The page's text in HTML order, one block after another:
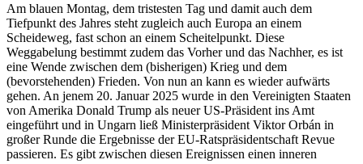
Am blauen Montag, dem tristesten Tag und damit auch dem
Tiefpunkt des Jahres steht zugleich auch Europa an einem
Scheideweg, fast schon an einem Scheitelpunkt. Diese
Weggabelung bestimmt zudem das Vorher und das Nachher, es ist
eine Wende zwischen dem (bisherigen) Krieg und dem
(bevorstehenden) Frieden. Von nun an kann es wieder aufwärts
gehen. An jenem 20. Januar 2025 wurde in den Vereinigten Staaten
von Amerika Donald Trump als neuer US-Präsident ins Amt
eingeführt und in Ungarn ließ Ministerpräsident Viktor Orbán in
großer Runde die Ergebnisse der EU-Ratspräsidentschaft Revue
passieren. Es gibt zwischen diesen Ereignissen einen inneren